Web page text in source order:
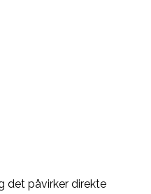
det påvirker direkte